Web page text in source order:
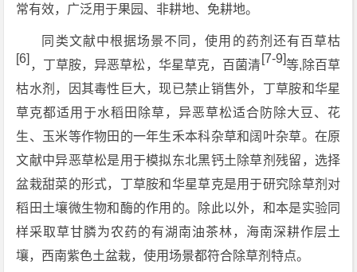
常有效，广泛用于果园、非耕地、免耕地。
同类文献中根据场景不同，使用的药剂还有百草枯
[6] ，丁草胺，异恶草松，华星草克，百菌清[7-9]等,除百草
枯水剂，因其毒性巨大，现已禁止销售外，丁草胺和华星
草克都适用于水稻田除草，异恶草松适合防除大豆、花
生、玉米等作物田的一年生禾本科杂草和阔叶杂草。在原
文献中异恶草松是用于模拟东北黑钙土除草剂残留，选择
盆栽甜菜的形式，丁草胺和华星草克是用于研究除草剂对
稻田土壤微生物和酶的作用的。除此以外，和本是实验同
样采取草甘膦为农药的有湖南油茶林，海南深耕作层土
壤，西南紫色土盆栽，使用场景都符合除草剂特点。